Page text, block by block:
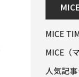
MICE
MICE（
人気記